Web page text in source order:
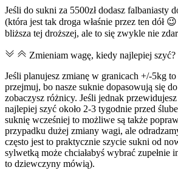
Jeśli do sukni za 5500zł dodasz falbaniasty
(która jest tak droga właśnie przez ten dół
bliższa tej droższej, ale to się zwykle nie
Zmieniam wagę, kiedy najlepiej szyć?
Jeśli planujesz zmianę w granicach +/-5kg
przejmuj, bo nasze suknie dopasowują się
zobaczysz różnicy. Jeśli jednak
najlepiej szyć około 2-3 tygodnie przed
suknię wcześniej to możliwe są także
przypadku dużej zmiany wagi, ale
często jest to praktycznie szycie sukni od
sylwetką może chciałabyś wybrać zupełnie
to dziewczyny mówią).